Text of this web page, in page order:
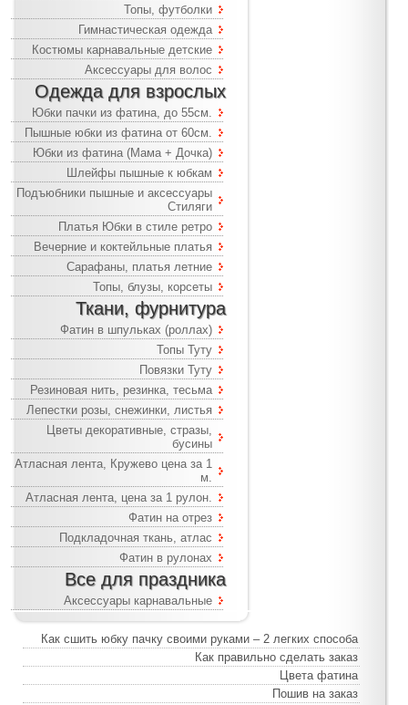
Топы, футболки
Гимнастическая одежда
Костюмы карнавальные детские
Аксессуары для волос
Одежда для взрослых
Юбки пачки из фатина, до 55см.
Пышные юбки из фатина от 60см.
Юбки из фатина (Мама + Дочка)
Шлейфы пышные к юбкам
Подъюбники пышные и аксессуары
Стиляги
Платья Юбки в стиле ретро
Вечерние и коктейльные платья
Сарафаны, платья летние
Топы, блузы, корсеты
Ткани, фурнитура
Фатин в шпульках (роллах)
Топы Туту
Повязки Туту
Резиновая нить, резинка, тесьма
Лепестки розы, снежинки, листья
Цветы декоративные, стразы,
бусины
Атласная лента, Кружево цена за 1
м.
Атласная лента, цена за 1 рулон.
Фатин на отрез
Подкладочная ткань, атлас
Фатин в рулонах
Все для праздника
Аксессуары карнавальные
Как сшить юбку пачку своими руками – 2 легких способа
Как правильно сделать заказ
Цвета фатина
Пошив на заказ